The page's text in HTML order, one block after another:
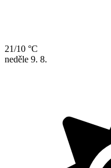
21/10 °C
neděle 9. 8.